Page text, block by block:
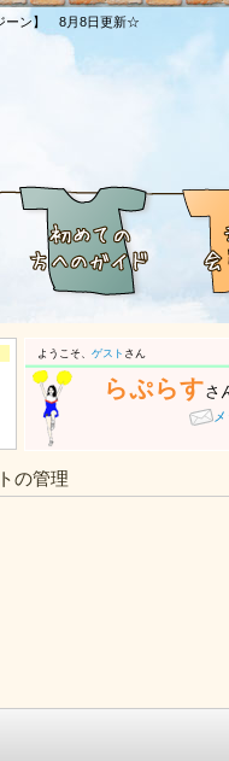
ーン】 8月8日更新☆
ようこそ、 ゲスト さん
らぷらすさ
の管理